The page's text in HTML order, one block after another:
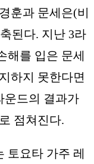
훈과 문세은(비
된다. 지난 3라
해를 입은 문세
하지 못한다면
운드의 결과가
점쳐진다.
토요타 가주 레